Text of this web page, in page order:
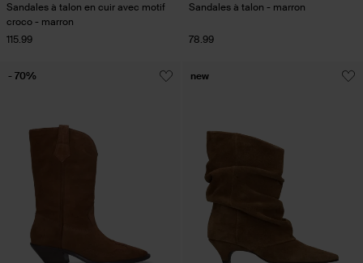
Sandales à talon en cuir avec motif
croco - marron
115.99
Sandales à talon - marron
78.99
- 70% new